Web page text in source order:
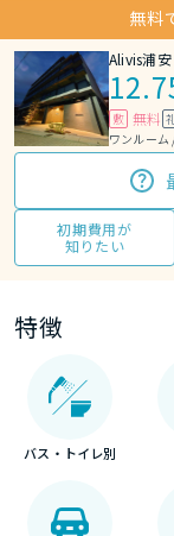
無料
Alivis浦安
敷 無料
ワンルーム
初期費用が
知りたい
特徴
バス・トイレ別